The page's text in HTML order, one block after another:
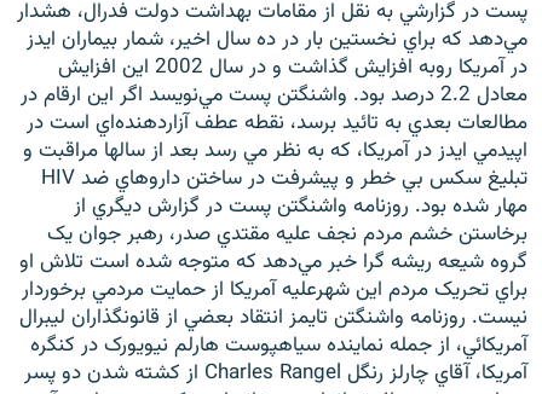
زبان‌های دیگر
پست در گزارشي به نقل از مقامات بهداشت دولت فدرال، هشدار
مي‌دهد که براي نخستين بار در ده سال اخير، شمار بيماران ايدز
در آمريکا روبه افزايش گذاشت و در سال 2002 اين افزايش
معادل 2.2 درصد بود. واشنگتن پست مي‌نويسد اگر اين ارقام در
مطالعات بعدي به تائيد برسد، نقطه عطف آزاردهنده‌اي است در
اپيدمي ايدز در آمريکا، که به نظر مي رسد بعد از سالها مراقبت و
تبليغ سکس بي خطر و پيشرفت در ساختن داروهاي ضد HIV
مهار شده بود. روزنامه واشنگتن پست در گزارش ديگري از
برخاستن خشم مردم نجف عليه مقتدي صدر، رهبر جوان يک
گروه شيعه ريشه گرا خبر مي‌دهد که متوجه شده است تلاش او
براي تحريک مردم اين شهرعليه آمريکا از حمايت مردمي برخوردار
نيست. روزنامه واشنگتن تايمز انتقاد بعضي از قانونگذاران ليبرال
آمريکائي، از جمله نماينده سياهپوست هارلم نيويورک در کنگره
آمريکا، آقاي چارلز رنگل Charles Rangel از کشته شدن دو پسر